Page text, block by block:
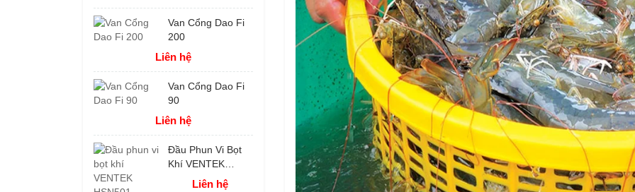
Van Cổng Dao Fi
200
Liên hệ
Van Cổng Dao Fi
90
Liên hệ
Đầu Phun Vi Bọt
Khí VENTEK
HSN501Liên hệ